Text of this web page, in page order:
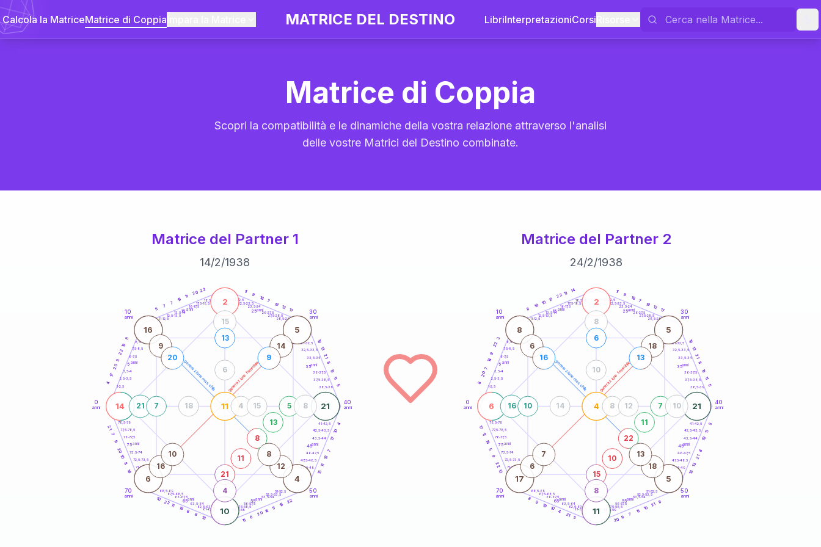
Calcola la MatriceMatrice di Coppia MATRICE DEL DESTINO LibriInterpretazioniCorsi
Matrice di Coppia
Scopri la compatibilità e le dinamiche della vostra relazione attraverso l'analisi
delle vostre Matrici del Destino combinate.
Matrice del Partner 1
14/2/1938
generazione maschile generazione femminile
0
anni
10
anni
30
anni
40
anni
50
anni
70
anni
1-2,5
2,5-3,5
3,5-4
6-7,5
7,5-8,5
8,5-9
11-12,5
12,5-13,5
13,5-14
16-17,5
17,5-18,5
18,5-19
21-22,5
22,5-23,5
23,5-24
26-27,5
27,5-28,5
28,5-29
31-32,5
32,5-33,5
33,5-34
36-37,5
37,5-38,5
38,5-39
41-42,5
42,5-43,5
43,5-44
46-47,5
47,5-48,5
48,5-49
51-52,5
52,5-53,5
53,5-54
56-57,5
57,5-58,5
58,5-59
61-62,5
62,5-63,5
63,5-64
66-67,5
67,5-68,5
68,5-69
71-72,5
72,5-73,5
73,5-74
76-77,5
77,5-78,5
78,5-79
4
17
20
3
22
19
8
5
7
7
18 11
20 22 11
9
16
7
19 12 17
18
13
21
8
19
11
5
4
10
17
7
18
11
15
22
18
5
14
20
6
16
18
8
6
16
11
22
10
14
8
10
20
9
7
21
14
2
21
10
11
16 5
6 4
21
11
8
13
5
21
15
8
4
7
13
4 15
18
6
9
20
14
9
16
10
12
8
5 anni
15 anni 25anni
35anni
45anni
55anni
65anni
75anni
Matrice del Partner 2
24/2/1938
generazione maschile generazione femminile
0
anni
10
anni
30
anni
40
anni
50
anni
70
anni
1-2,5
2,5-3,5
3,5-4
6-7,5
7,5-8,5
8,5-9
11-12,5
12,5-13,5
13,5-14
16-17,5
17,5-18,5
18,5-19
21-22,5
22,5-23,5
23,5-24
26-27,5
27,5-28,5
28,5-29
31-32,5
32,5-33,5
33,5-34
36-37,5
37,5-38,5
38,5-39
41-42,5
42,5-43,5
43,5-44
46-47,5
47,5-48,5
48,5-49
51-52,5
52,5-53,5
53,5-54
56-57,5
57,5-58,5
58,5-59
61-62,5
62,5-63,5
63,5-64
66-67,5
67,5-68,5
68,5-69
71-72,5
72,5-73,5
73,5-74
76-77,5
77,5-78,5
78,5-79
8
20
7
14
9
22
3
8
18 10
10
2212 14 11
9
16
7
19 12 17
18
13
21
8
19
11
5
5
11
19
8
21
13
18
8
21
10
16
7
9
20
5
21
4
10
19
9
8
12
22
9
5
16
11
17
6
2
21
11
4
8 5
17 5
15
10
22
11
7
16
8
10
8
10
6
8 12
14
10
6
16
18
13
6
7
18
13
5 anni
15 anni 25anni
35anni
45anni
55anni
65anni
75anni